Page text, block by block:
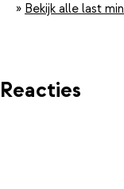
» Bekijk alle last
Reacties